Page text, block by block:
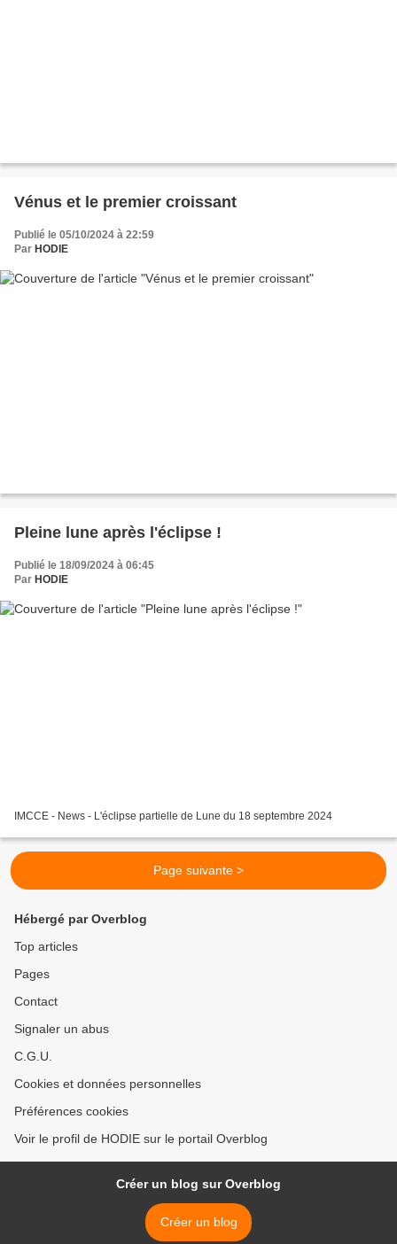
Vénus et le premier croissant
Publié le 05/10/2024 à 22:59
Par HODIE
Pleine lune après l'éclipse !
Publié le 18/09/2024 à 06:45
Par HODIE
IMCCE - News - L'éclipse partielle de Lune du 18 septembre 2024
Page suivante >
Hébergé par Overblog
Top articles
Pages
Contact
Signaler un abus
C.G.U.
Cookies et données personnelles
Préférences cookies
Voir le profil de HODIE sur le portail Overblog
Créer un blog sur Overblog
Créer un blog